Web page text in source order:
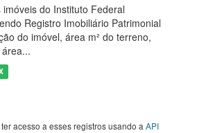
do Instituto Federal
Registro Imobiliário Patrimonial
do imóvel, área m² do terreno,
acesso a esses registros usando aAPI